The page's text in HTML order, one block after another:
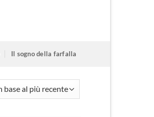
Il sogno della farfalla